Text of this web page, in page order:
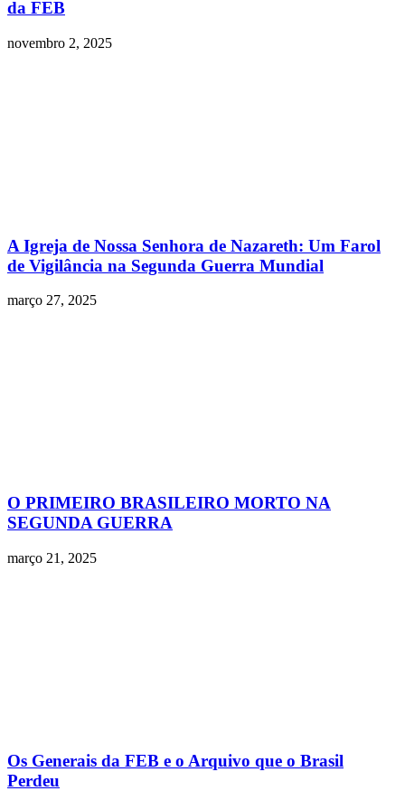
da FEB
novembro 2, 2025
A Igreja de Nossa Senhora de Nazareth: Um Farol
de Vigilância na Segunda Guerra Mundial
março 27, 2025
O PRIMEIRO BRASILEIRO MORTO NA
SEGUNDA GUERRA
março 21, 2025
Os Generais da FEB e o Arquivo que o Brasil
Perdeu